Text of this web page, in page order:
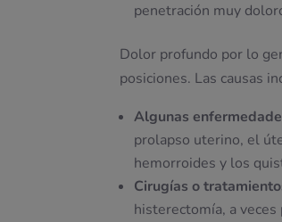
penetración muy
Dolor profundo por lo
posiciones. Las causas
Algunas
prolapso uterino, el
hemorroides y los
Cirugías o
histerectomía, a